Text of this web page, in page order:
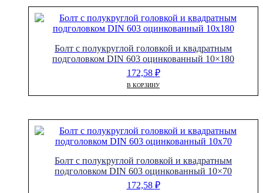
Болт с полукруглой головкой и квадратным
подголовком DIN 603 оцинкованный 10×180
172,58 ₽
В КОРЗИНУ
Болт с полукруглой головкой и квадратным
подголовком DIN 603 оцинкованный 10×70
172,58 ₽